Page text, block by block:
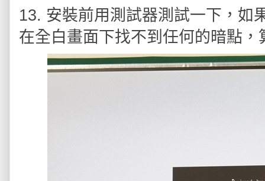
13. 安裝前用測試器測試一下，如
在全白畫面下找不到任何的暗點，